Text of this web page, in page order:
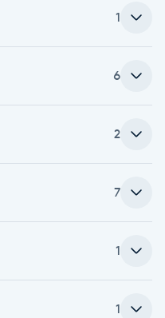
1
6
2
7
1
1